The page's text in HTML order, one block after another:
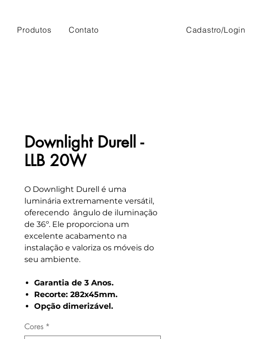
Produtos Contato Cadastro/Login
Downlight Durell -
LLB 20W
O Downlight Durell é uma
luminária extremamente versátil,
oferecendo ângulo de iluminação
de 36º. Ele proporciona um
excelente acabamento na
instalação e valoriza os móveis do
seu ambiente.
Garantia de 3 Anos.
Recorte: 282x45mm.
Opção dimerizável.
Cores *